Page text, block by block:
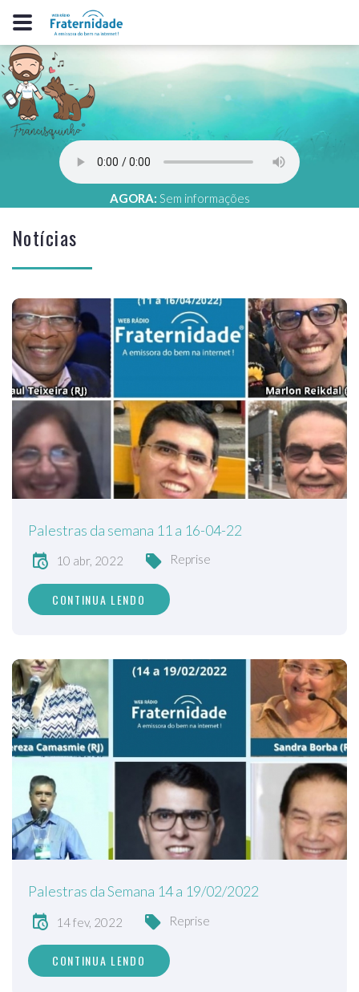
AGORA: Sem informações
Notícias
Palestras da semana 11 a 16-04-22
10 abr, 2022 Reprise
CONTINUA LENDO
Palestras da Semana 14 a 19/02/2022
14 fev, 2022 Reprise
CONTINUA LENDO